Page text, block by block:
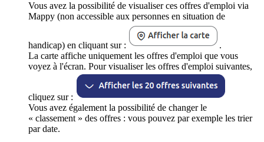
Vous avez la possibilité de visualiser ces offres d'emploi via
Mappy (non accessible aux personnes en situation de
handicap) en cliquant sur :
.
La carte affiche uniquement les offres d'emploi que vous
voyez à l'écran. Pour visualiser les offres d'emploi suivantes,
cliquez sur :
Vous avez également la possibilité de changer le
« classement » des offres : vous pouvez par exemple les trier
par date.